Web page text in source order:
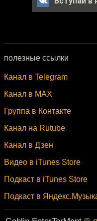
полезные ссылки
Канал в Telegram
Канал в MAX
Группа в Контакте
Канал на Rutube
Канал в Дзен
Видео в iTunes Store
Подкаст в iTunes Store
Подкаст в